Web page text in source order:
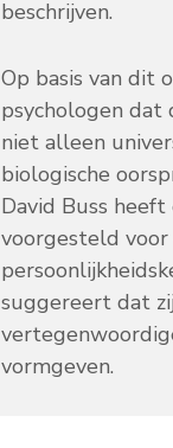
beschrijven.
Op basis van dit
psychologen dat
niet alleen
biologische
David Buss
voorgesteld voor
suggereert dat
vormgeven.